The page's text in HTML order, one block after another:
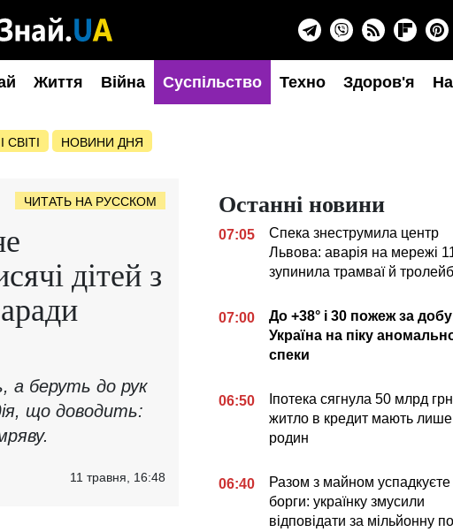
Життя Війна Суспільство Техно Здоров'я
СВІТІ НОВИНИ ДНЯ
ЧИТАТЬ НА РУССКОМ
дітей з
а беруть до рук
що доводить:
11 травня, 16:48
Останні новини
07:05
Спека знеструмила центр
Львова: аварія на мережі
зупинила трамваї й
07:00
До +38° і 30 пожеж за
Україна на піку
спеки
06:50
Іпотека сягнула 50 млрд
житло в кредит мають
родин
06:40
Разом з майном успадкуєте
борги: українку змусили
відповідати за мільйонну